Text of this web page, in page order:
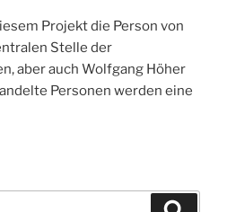
Projekt die Person von
Stelle der
aber auch Wolfgang Höher
Personen werden eine